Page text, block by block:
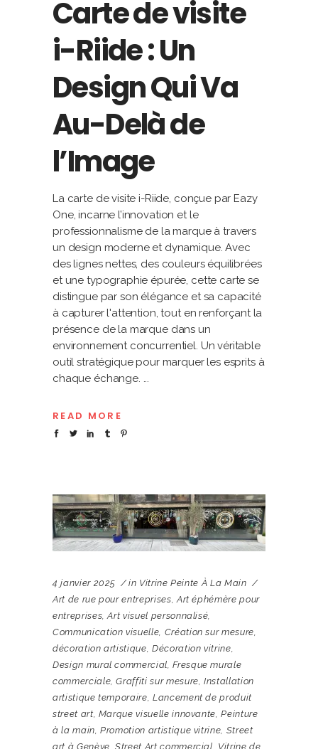
Carte de visite
i-Riide : Un
Design Qui Va
Au-Delà de
l’Image
La carte de visite i-Riide, conçue par Eazy
One, incarne l’innovation et le
professionnalisme de la marque à travers
un design moderne et dynamique. Avec
des lignes nettes, des couleurs équilibrées
et une typographie épurée, cette carte se
distingue par son élégance et sa capacité
à capturer l'attention, tout en renforçant la
présence de la marque dans un
environnement concurrentiel. Un véritable
outil stratégique pour marquer les esprits à
chaque échange.
READ MORE
4 janvier 2025 in Vitrine Peinte À La Main
Art de rue pour entreprises Art éphémère pour
entreprises ,Art visuel personnalisé
Communication visuelle Création sur mesure
décoration artistique Décoration vitrine
Design mural commercial ,Fresque murale
commerciale ,Graffiti sur mesure ,Installation
artistique temporaire Lancement de produit
street art Marque visuelle innovante ,Peinture
à la main ,Promotion artistique vitrine Street
art à Genève ,Street Art commercial Vitrine de